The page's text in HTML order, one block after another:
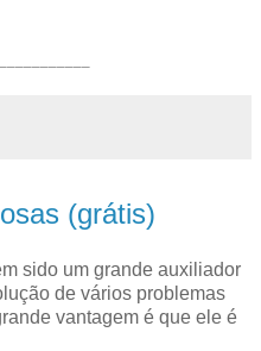
(grátis)
sido um grande auxiliador
de vários problemas
vantagem é que ele é